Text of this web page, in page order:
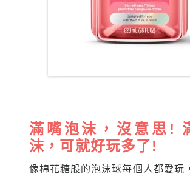
滿嘴泡沫，沒意思!
沫，可就好玩多了!
像棉花糖般的泡沫球每個人都愛玩